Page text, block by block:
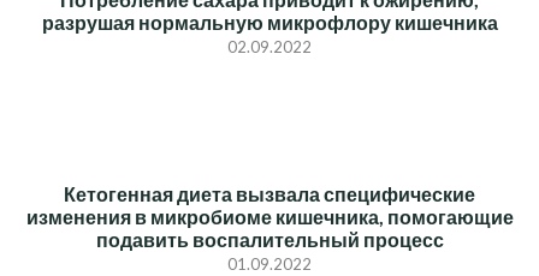
разрушая нормальную микрофлору кишечника
02.09.2022
Кетогенная диета вызвала специфические
изменения в микробиоме кишечника, помогающие
подавить воспалительный процесс
01.09.2022